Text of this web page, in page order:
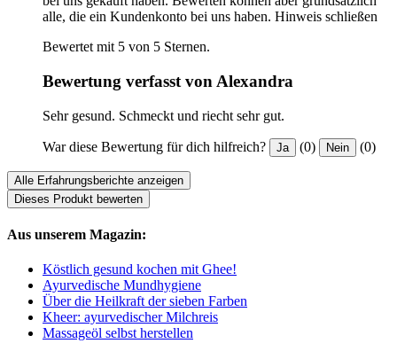
alle, die ein Kundenkonto bei uns haben. Hinweis schließen
Bewertet mit 5 von 5 Sternen.
Bewertung verfasst von Alexandra
Sehr gesund. Schmeckt und riecht sehr gut.
War diese Bewertung für dich hilfreich? Ja (0) Nein (0)
Alle Erfahrungsberichte anzeigen
Dieses Produkt bewerten
Aus unserem Magazin:
Köstlich gesund kochen mit Ghee!
Ayurvedische Mundhygiene
Über die Heilkraft der sieben Farben
Kheer: ayurvedischer Milchreis
Massageöl selbst herstellen